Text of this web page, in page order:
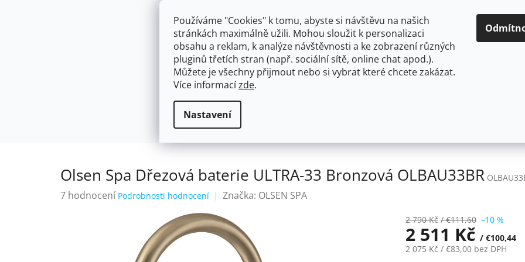
Používáme "Cookies" k tomu, abyste si návštěvu na našich
stránkách maximálně užili. Mohou sloužit k personalizaci
obsahu a reklam, k analýze návštěvnosti a ke zobrazení různých
pluginů třetích stran (např. sociální sítě, online chat apod.).
Můžete je všechny přijmout nebo si vybrat které chcete zakázat.
Více informacízde.
Nastavení
HLEDAT
NÁSTĚNNÉ 150/100MM SE SPRCHOU
Olsen Spa Dřezová baterie ULTRA-33 Bronzová OLBAU33BR
Olsen Spa Dřezová baterie ULTRA-33 Bronzová OLBAU33BR
Průměrné
7 hodnocení Podrobnosti hodnocení Značka: OLSEN SPA
2 790 Kč / €111,60 –10 %
2 511 Kč / €100,44
2 075 Kč / €83,00 bez DPH